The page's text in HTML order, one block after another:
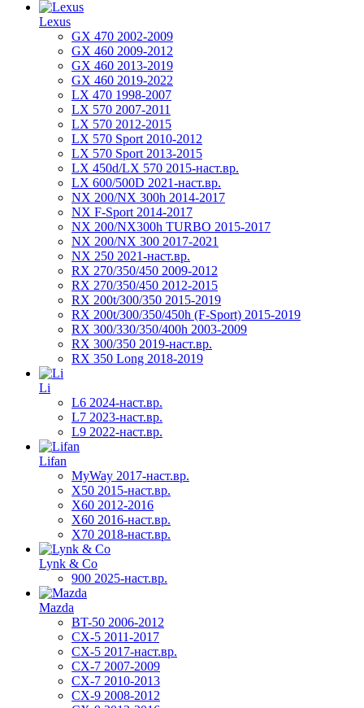
Lexus
GX 470 2002-2009
GX 460 2009-2012
GX 460 2013-2019
GX 460 2019-2022
LX 470 1998-2007
LX 570 2007-2011
LX 570 2012-2015
LX 570 Sport 2010-2012
LX 570 Sport 2013-2015
LX 450d/LX 570 2015-наст.вр.
LX 600/500D 2021-наст.вр.
NX 200/NX 300h 2014-2017
NX F-Sport 2014-2017
NX 200/NX300h TURBO 2015-2017
NX 200/NX 300 2017-2021
NX 250 2021-наст.вр.
RX 270/350/450 2009-2012
RX 270/350/450 2012-2015
RX 200t/300/350 2015-2019
RX 200t/300/350/450h (F-Sport) 2015-2019
RX 300/330/350/400h 2003-2009
RX 300/350 2019-наст.вр.
RX 350 Long 2018-2019
Li
L6 2024-наст.вр.
L7 2023-наст.вр.
L9 2022-наст.вр.
Lifan
MyWay 2017-наст.вр.
X50 2015-наст.вр.
X60 2012-2016
X60 2016-наст.вр.
X70 2018-наст.вр.
Lynk & Co
900 2025-наст.вр.
Mazda
BT-50 2006-2012
CX-5 2011-2017
CX-5 2017-наст.вр.
CX-7 2007-2009
CX-7 2010-2013
CX-9 2008-2012